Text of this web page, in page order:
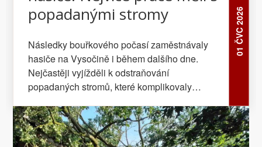
01 ČVC 2026
popadanými stromy
Následky bouřkového počasí zaměstnávaly
hasiče na Vysočině i během dalšího dne.
Nejčastěji vyjížděli k odstraňování
popadaných stromů, které komplikovaly